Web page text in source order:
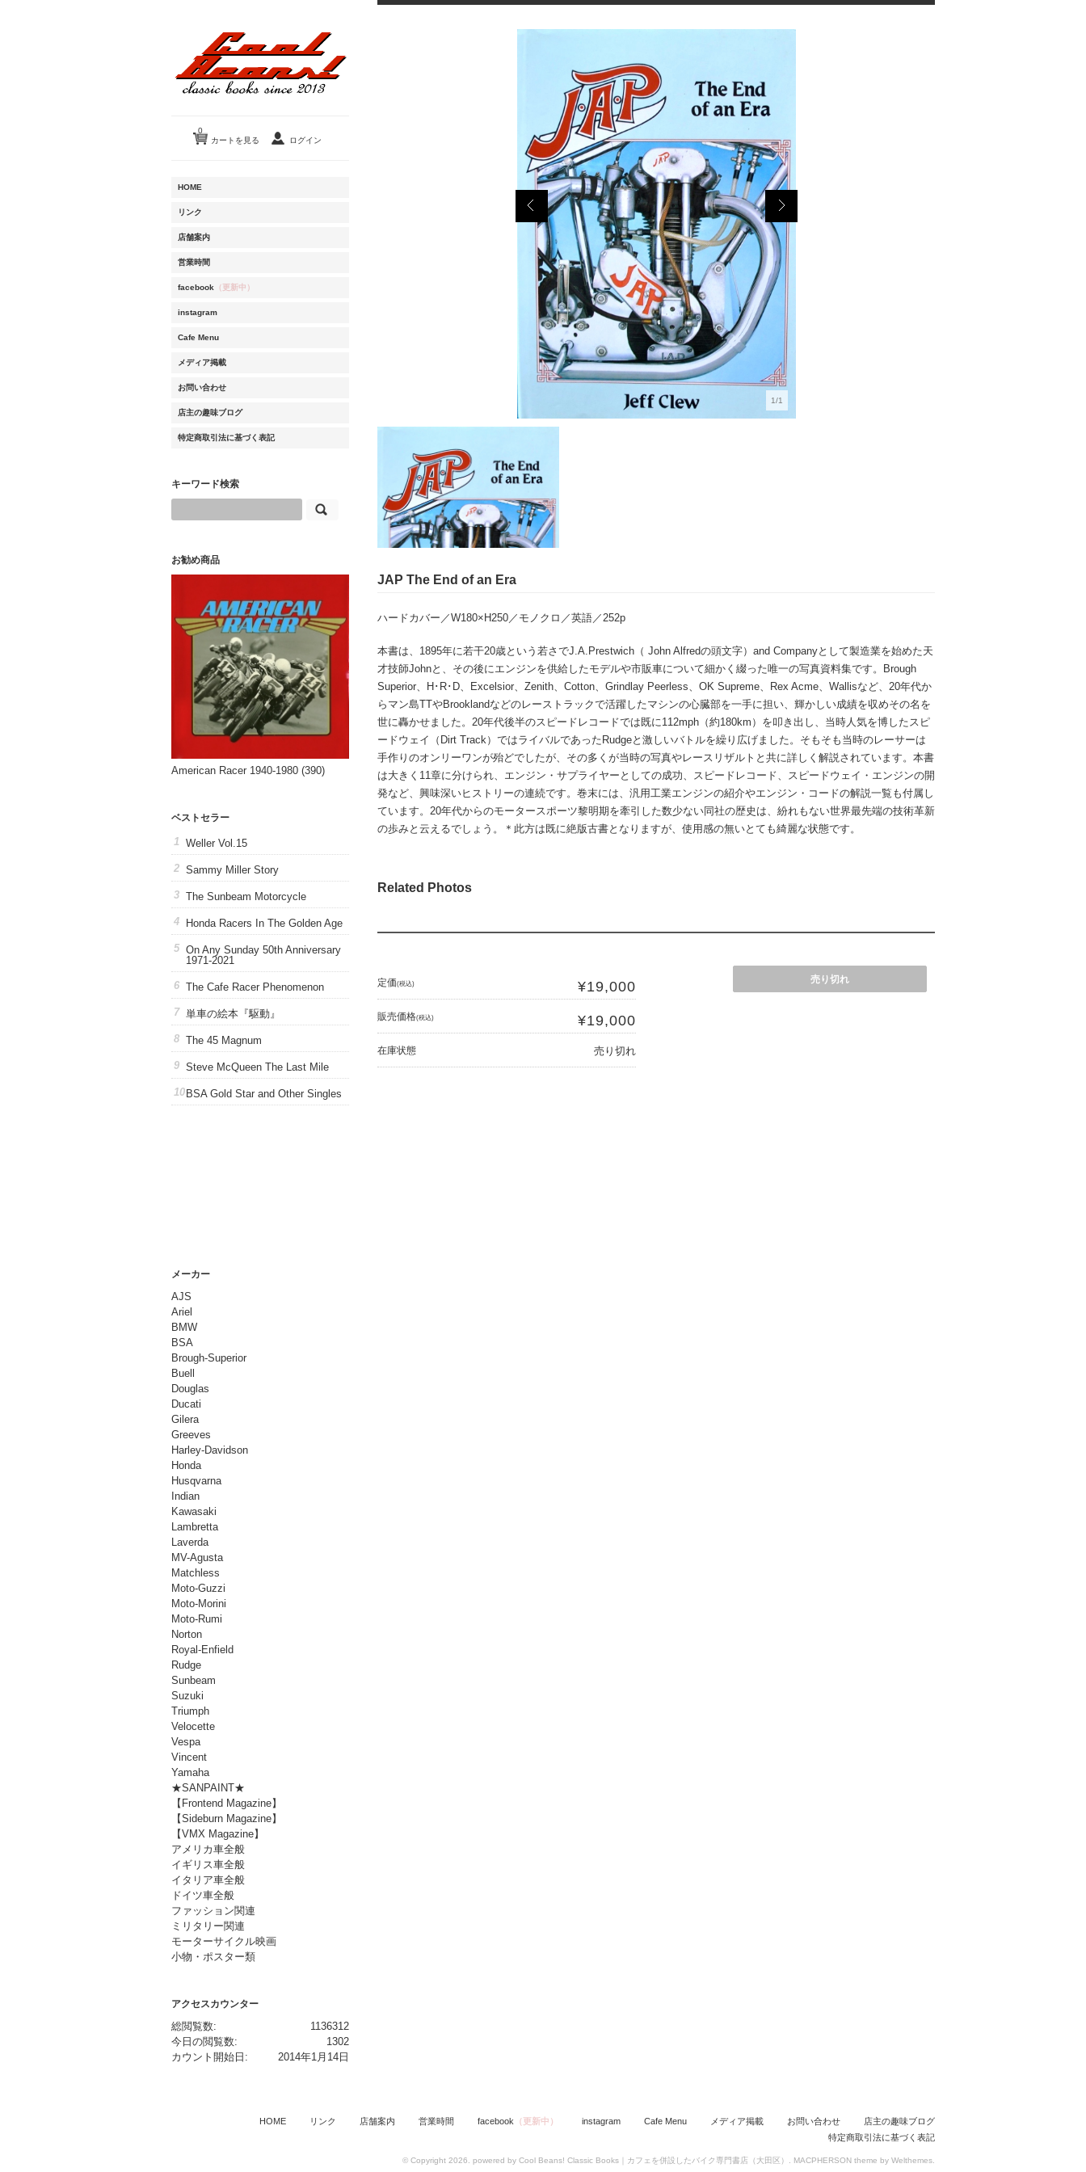
1/1
JAP The End of an Era
ハードカバー／W180×H250／モノクロ／英語／252p
本書は、1895年に若干20歳という若さでJ.A.Prestwich（ John Alfredの頭文字）and Companyとして製造業を始めた天
才技師Johnと、その後にエンジンを供給したモデルや市販車について細かく綴った唯一の写真資料集です。Brough
Superior、H･R･D、Excelsior、Zenith、Cotton、Grindlay Peerless、OK Supreme、Rex Acme、Wallisなど、20年代か
らマン島TTやBrooklandなどのレーストラックで活躍したマシンの心臓部を一手に担い、輝かしい成績を収めその名を
世に轟かせました。20年代後半のスピードレコードでは既に112mph（約180km）を叩き出し、当時人気を博したスピ
ードウェイ（Dirt Track）ではライバルであったRudgeと激しいバトルを繰り広げました。そもそも当時のレーサーは
手作りのオンリーワンが殆どでしたが、その多くが当時の写真やレースリザルトと共に詳しく解説されています。本書
は大きく11章に分けられ、エンジン・サプライヤーとしての成功、スピードレコード、スピードウェイ・エンジンの開
発など、興味深いヒストリーの連続です。巻末には、汎用工業エンジンの紹介やエンジン・コードの解説一覧も付属し
ています。20年代からのモータースポーツ黎明期を牽引した数少ない同社の歴史は、紛れもない世界最先端の技術革新
の歩みと云えるでしょう。＊此方は既に絶版古書となりますが、使用感の無いとても綺麗な状態です。
Related Photos
定価(税込) ¥19,000
販売価格(税込) ¥19,000
在庫状態 売り切れ
売り切れ
カートを見る
0
ログイン
HOME
リンク
店舗案内
営業時間
facebook （更新中）
instagram
Cafe Menu
メディア掲載
お問い合わせ
店主の趣味ブログ
特定商取引法に基づく表記
キーワード検索
お勧め商品
American Racer 1940-1980 (390)
ベストセラー
Weller Vol.15
Sammy Miller Story
The Sunbeam Motorcycle
Honda Racers In The Golden Age
On Any Sunday 50th Anniversary
1971-2021
The Cafe Racer Phenomenon
単車の絵本『駆動』
The 45 Magnum
Steve McQueen The Last Mile
BSA Gold Star and Other Singles
メーカー
AJS
Ariel
BMW
BSA
Brough-Superior
Buell
Douglas
Ducati
Gilera
Greeves
Harley-Davidson
Honda
Husqvarna
Indian
Kawasaki
Lambretta
Laverda
MV-Agusta
Matchless
Moto-Guzzi
Moto-Morini
Moto-Rumi
Norton
Royal-Enfield
Rudge
Sunbeam
Suzuki
Triumph
Velocette
Vespa
Vincent
Yamaha
★SANPAINT★
【Frontend Magazine】
【Sideburn Magazine】
【VMX Magazine】
アメリカ車全般
イギリス車全般
イタリア車全般
ドイツ車全般
ファッション関連
ミリタリー関連
モーターサイクル映画
小物・ポスター類
アクセスカウンター
1136312
総閲覧数:
1302
今日の閲覧数:
2014年1月14日
カウント開始日:
HOME リンク 店舗案内 営業時間 facebook （更新中） instagram Cafe Menu メディア掲載 お問い合わせ
店主の趣味ブログ
特定商取引法に基づく表記
© Copyright 2026. powered by Cool Beans! Classic Books｜カフェを併設したバイク専門書店（大田区）. MACPHERSON theme by Welthemes.